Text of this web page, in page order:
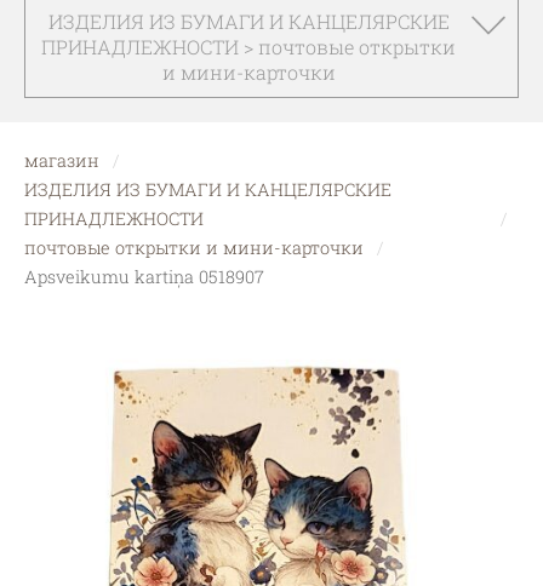
ИЗДЕЛИЯ ИЗ БУМАГИ И КАНЦЕЛЯРСКИЕ
ПРИНАДЛЕЖНОСТИ > почтовые открытки
и мини-карточки
магазин
ИЗДЕЛИЯ ИЗ БУМАГИ И КАНЦЕЛЯРСКИЕ
ПРИНАДЛЕЖНОСТИ
почтовые открытки и мини-карточки
Apsveikumu kartiņa 0518907